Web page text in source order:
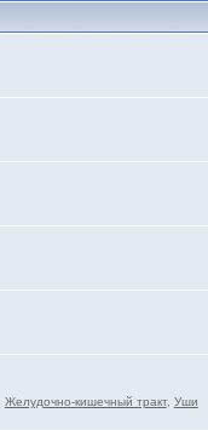
Желудочно-кишечный тракт, Уши